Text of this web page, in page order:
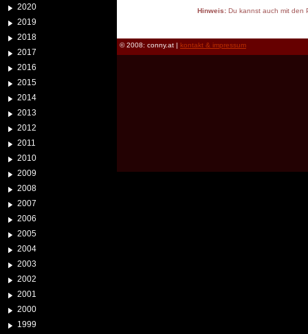
2020
2019
2018
2017
2016
2015
2014
2013
2012
2011
2010
2009
2008
2007
2006
2005
2004
2003
2002
2001
2000
1999
Hinweis:Du kannst auch mit den
© 2008: conny.at | kontakt & impressum